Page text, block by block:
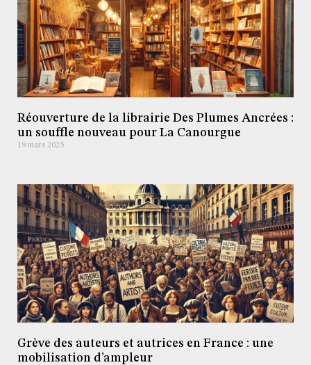
Réouverture de la librairie Des Plumes Ancrées :
un souffle nouveau pour La Canourgue
19 mars 2025
Grève des auteurs et autrices en France : une
mobilisation d’ampleur